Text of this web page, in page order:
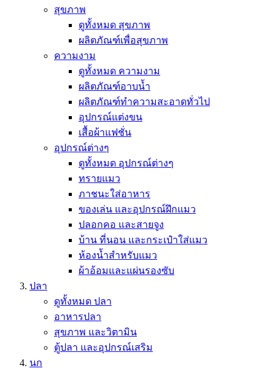
สุขภาพ
ดูทั้งหมด สุขภาพ
ผลิตภัณฑ์เพื่อสุขภาพ
ความงาม
ดูทั้งหมด ความงาม
ผลิตภัณฑ์อาบน้ำ
ผลิตภัณฑ์ทำความสะอาดทั่วไป
อุปกรณ์แต่งขน
เสื้อผ้าแฟชั่น
อุปกรณ์ต่างๆ
ดูทั้งหมด อุปกรณ์ต่างๆ
ทรายแมว
ภาชนะใส่อาหาร
ของเล่น และอุปกรณ์ฝึกแมว
ปลอกคอ และสายจูง
บ้าน ที่นอน และกระเป๋าใส่แมว
ห้องน้ำสำหรับแมว
ผ้าอ้อมและแผ่นรองซับ
ปลา
ดูทั้งหมด ปลา
อาหารปลา
สุขภาพ และวิตามิน
ตู้ปลา และอุปกรณ์เสริม
นก